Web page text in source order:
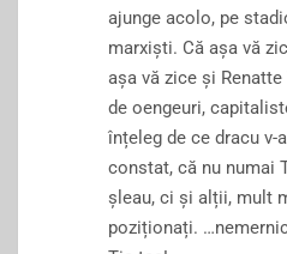
ajunge acolo, pe
marxiști. Că așa vă
așa vă zice și
de oengeuri,
înțeleg de ce dracu v-
constat, că nu numai
șleau, ci și alții, mult
poziționați.